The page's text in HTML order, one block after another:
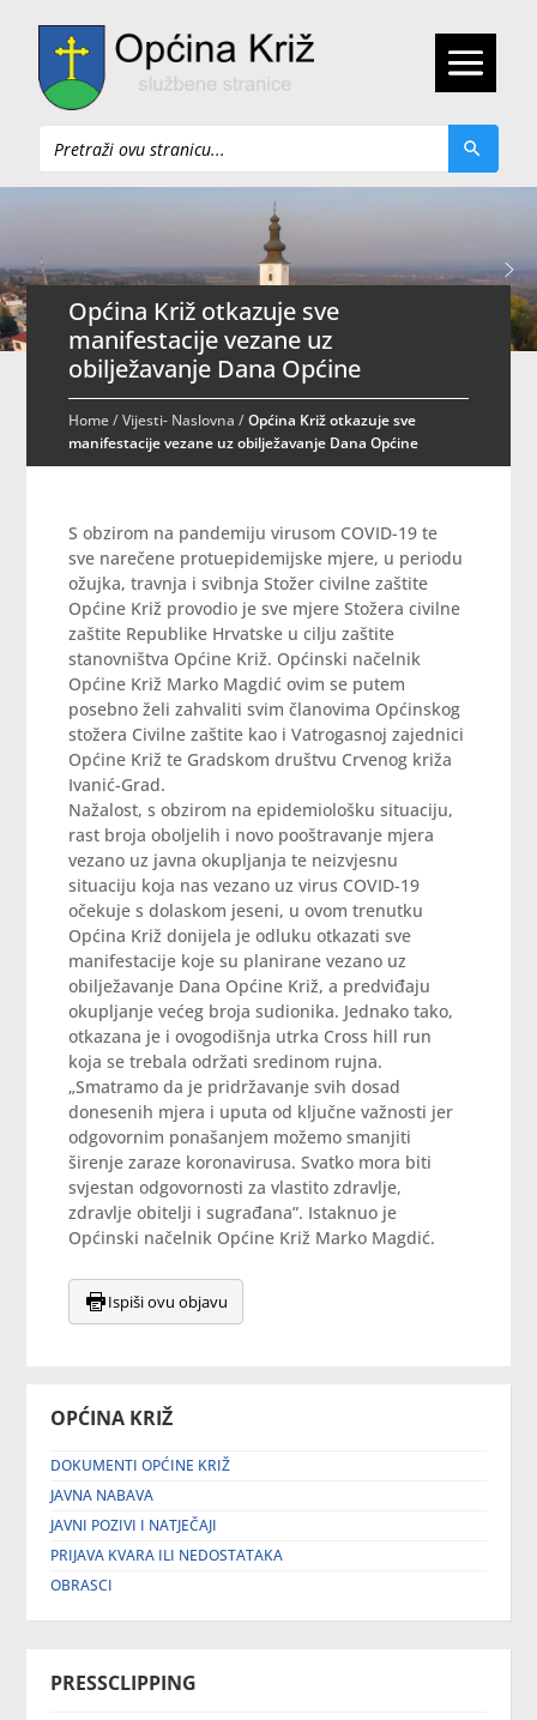
Pretraži
OPĆINA KRIŽ
DOKUMENTI OPĆINE KRIŽ
JAVNA NABAVA
JAVNI POZIVI I NATJEČAJI
PRIJAVA KVARA ILI NEDOSTATAKA
OBRASCI
PRESSCLIPPING
Općina Križ otkazuje sve
manifestacije vezane uz
obilježavanje Dana Općine
Home/Vijesti- Naslovna /Općina Križ otkazuje sve
manifestacije vezane uz obilježavanje Dana Općine
S obzirom na pandemiju virusom COVID-19 te
sve narečene protuepidemijske mjere, u periodu
ožujka, travnja i svibnja Stožer civilne zaštite
Općine Križ provodio je sve mjere Stožera civilne
zaštite Republike Hrvatske u cilju zaštite
stanovništva Općine Križ. Općinski načelnik
Općine Križ Marko Magdić ovim se putem
posebno želi zahvaliti svim članovima Općinskog
stožera Civilne zaštite kao i Vatrogasnoj zajednici
Općine Križ te Gradskom društvu Crvenog križa
Ivanić-Grad.
Nažalost, s obzirom na epidemiološku situaciju,
rast broja oboljelih i novo pooštravanje mjera
vezano uz javna okupljanja te neizvjesnu
situaciju koja nas vezano uz virus COVID-19
očekuje s dolaskom jeseni, u ovom trenutku
Općina Križ donijela je odluku otkazati sve
manifestacije koje su planirane vezano uz
obilježavanje Dana Općine Križ, a predviđaju
okupljanje većeg broja sudionika. Jednako tako,
otkazana je i ovogodišnja utrka Cross hill run
koja se trebala održati sredinom rujna.
„Smatramo da je pridržavanje svih dosad
donesenih mjera i uputa od ključne važnosti jer
odgovornim ponašanjem možemo smanjiti
širenje zaraze koronavirusa. Svatko mora biti
svjestan odgovornosti za vlastito zdravlje,
zdravlje obitelji i sugrađana”. Istaknuo je
Općinski načelnik Općine Križ Marko Magdić.
Ispiši ovu objavu